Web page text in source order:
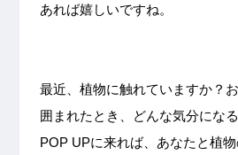
あれば嬉しいですね。
最近、植物に触れていますか？
囲まれたとき、どんな気分にな
POP UPに来れば、あなたと植